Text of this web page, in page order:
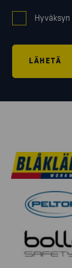
Hyväksyn